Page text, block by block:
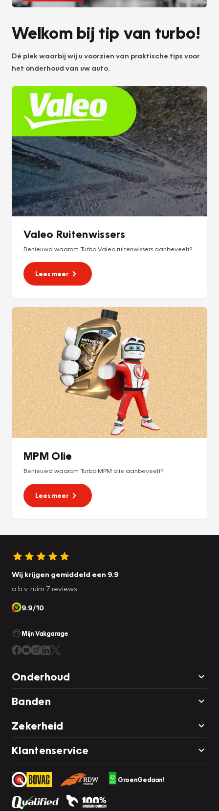
Welkom bij tip van turbo!
Dé plek waarbij wij u voorzien van praktische tips voor
het onderhoud van uw auto.
Valeo Ruitenwissers
Benieuwd waarom Turbo Valeo ruitenwissers aanbeveelt?
Lees meer
MPM Olie
Benieuwd waarom Turbo MPM olie aanbeveelt?
Lees meer
Wij krijgen gemiddeld een 9.9
o.b.v. ruim 7 reviews
9.9/10
Mijn Vakgarage
Onderhoud
Banden
Zekerheid
Klantenservice
GroenGedaan!